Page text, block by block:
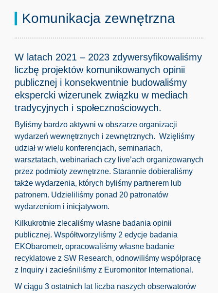
Komunikacja zewnętrzna
W latach 2021 – 2023 zdywersyfikowaliśmy
liczbę projektów komunikowanych opinii
publicznej i konsekwentnie budowaliśmy
ekspercki wizerunek związku w mediach
tradycyjnych i społecznościowych.
Byliśmy bardzo aktywni w obszarze organizacji
wydarzeń wewnętrznych i zewnętrznych. Wzięliśmy
udział w wielu konferencjach, seminariach,
warsztatach, webinariach czy live’ach organizowanych
przez podmioty zewnętrzne. Starannie dobieraliśmy
także wydarzenia, których byliśmy partnerem lub
patronem. Udzieliliśmy ponad 20 patronatów
wydarzeniom i inicjatywom.
Kilkukrotnie zlecaliśmy własne badania opinii
publicznej. Współtworzyliśmy 2 edycje badania
EKObarometr, opracowaliśmy własne badanie
recyklatowe z SW Research, odnowiliśmy współpracę
z Inquiry i zacieśniliśmy z Euromonitor International.
W ciągu 3 ostatnich lat liczba naszych obserwatorów